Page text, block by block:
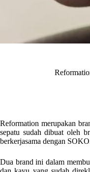
Reformation merupakan
sepatu sudah dibuat oleh
berkerjasama dengan
Dua brand ini dalam